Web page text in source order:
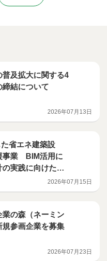
普及拡大に関する4
結について
2026年07月13日
省エネ建築設
事業 BIM活用に
の実践に向けたハ
2026年07月15日
業の森（ネーミン
規参画企業を募集
2026年07月23日